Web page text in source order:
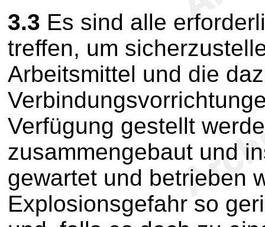
3.3 Es sind alle
treffen, um
Arbeitsmittel und die
Verfügung gestellt
zusammengebaut und
gewartet und betrieben
Explosionsgefahr so